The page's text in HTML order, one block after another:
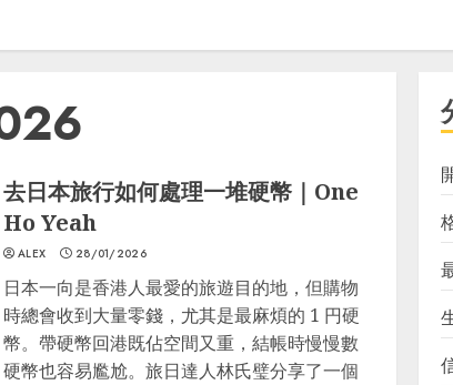
去日本旅行如何處理一堆硬幣｜One
Ho Yeah
ALEX 28/01/2026
日本一向是香港人最愛的旅遊目的地，但購物
時總會收到大量零錢，尤其是最麻煩的 1 円硬
幣。帶硬幣回港既佔空間又重，結帳時慢慢數
硬幣也容易尷尬。旅日達人林氏璧分享了一個